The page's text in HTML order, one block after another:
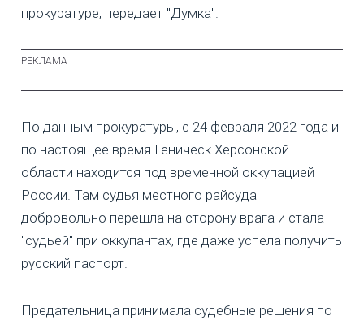
прокуратуре, передает "Думка".
По данным прокуратуры, с 24 февраля 2022 года и
по настоящее время Геническ Херсонской
области находится под временной оккупацией
России. Там судья местного райсуда
добровольно перешла на сторону врага и стала
"судьей" при оккупантах, где даже успела получить
русский паспорт.
Предательница принимала судебные решения по